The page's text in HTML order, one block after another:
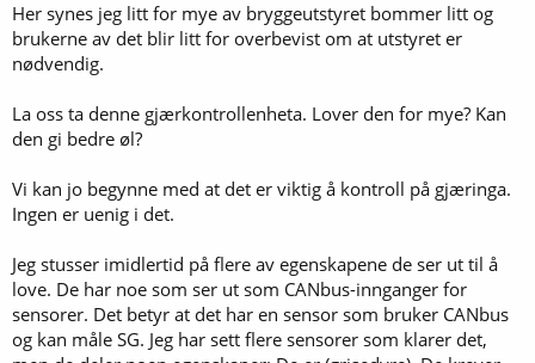
Her synes jeg litt for mye av bryggeutstyret bommer litt og
brukerne av det blir litt for overbevist om at utstyret er
nødvendig.
La oss ta denne gjærkontrollenheta. Lover den for mye? Kan
den gi bedre øl?
Vi kan jo begynne med at det er viktig å kontroll på gjæringa.
Ingen er uenig i det.
Jeg stusser imidlertid på flere av egenskapene de ser ut til å
love. De har noe som ser ut som CANbus-innganger for
sensorer. Det betyr at det har en sensor som bruker CANbus
og kan måle SG. Jeg har sett flere sensorer som klarer det,